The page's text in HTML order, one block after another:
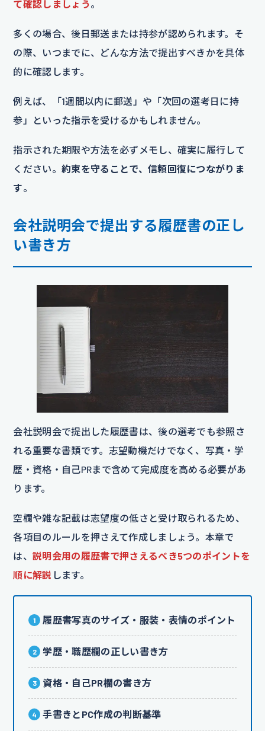
て確認しましょう 。
多くの場合、後日郵送または持参が認められます。そ
の際、いつまでに、どんな方法で提出すべきかを具体
的に確認します。
例えば、「1週間以内に郵送」や「次回の選考日に持
参」といった指示を受けるかもしれません。
指示された期限や方法を必ずメモし、確実に履行して
ください。 約束を守ることで、信頼回復につながりま
す。
会社説明会で提出する履歴書の正し
い書き方
会社説明会で提出した履歴書は、後の選考でも参照さ
れる重要な書類です。志望動機だけでなく、写真・学
歴・資格・自己PRまで含めて完成度を高める必要があ
ります。
空欄や雑な記載は志望度の低さと受け取られるため、
各項目のルールを押さえて作成しましょう。本章で
は、説明会用の履歴書で押さえるべき5つのポイントを
順に解説 します。
履歴書写真のサイズ・服装・表情のポイント
学歴・職歴欄の正しい書き方
資格・自己PR欄の書き方
手書きとPC作成の判断基準